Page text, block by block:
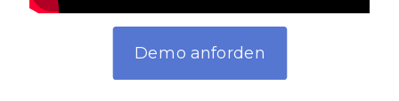
Demo anforden